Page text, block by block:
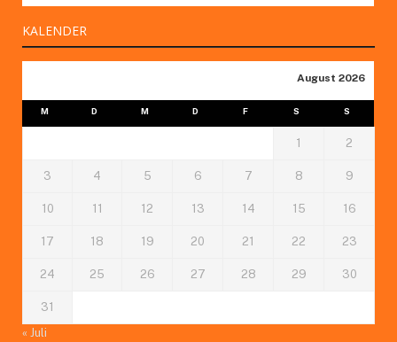
KALENDER
August 2026
M D M D F S S
1 2
3 4 5 6 7 8 9
10 11 12 13 14 15 16
17 18 19 20 21 22 23
24 25 26 27 28 29 30
31
« Juli